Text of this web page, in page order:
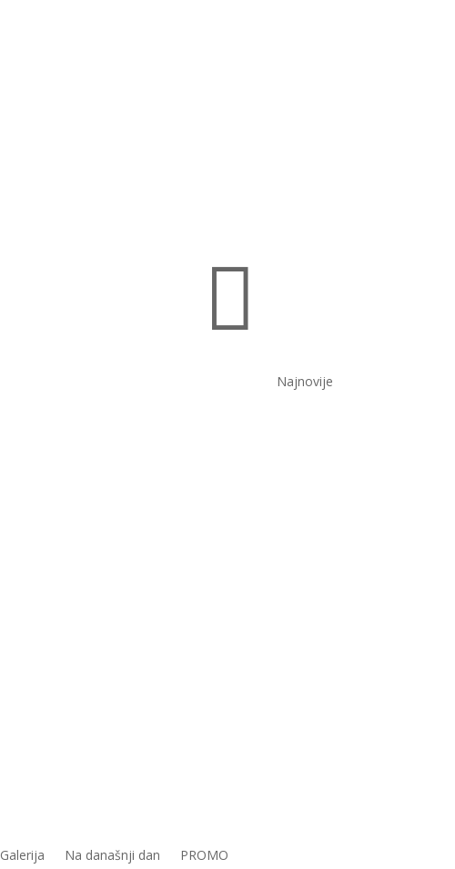

Najnovije
Galerija Na današnji dan PROMO